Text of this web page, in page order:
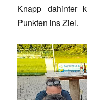
Knapp dahinter
Punkten ins Ziel.